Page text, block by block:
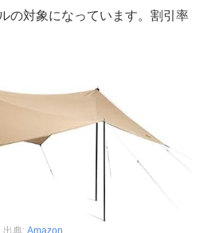
の対象になっています。割引率